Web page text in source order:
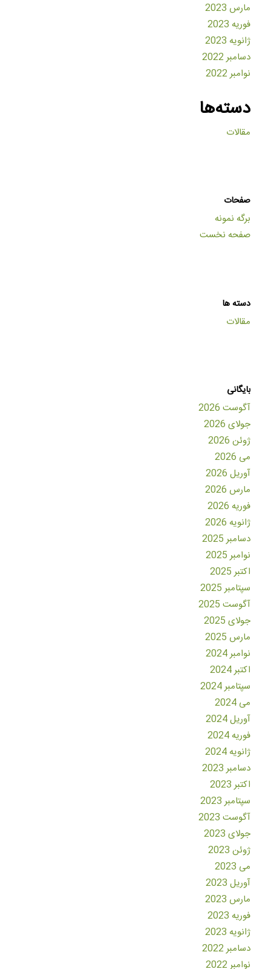
مارس 2023
فوریه 2023
ژانویه 2023
دسامبر 2022
نوامبر 2022
دسته‌ها
مقالات
صفحات
برگه نمونه
صفحه نخست
دسته ها
مقالات
بایگانی
آگوست 2026
جولای 2026
ژوئن 2026
می 2026
آوریل 2026
مارس 2026
فوریه 2026
ژانویه 2026
دسامبر 2025
نوامبر 2025
اکتبر 2025
سپتامبر 2025
آگوست 2025
جولای 2025
مارس 2025
نوامبر 2024
اکتبر 2024
سپتامبر 2024
می 2024
آوریل 2024
فوریه 2024
ژانویه 2024
دسامبر 2023
اکتبر 2023
سپتامبر 2023
آگوست 2023
جولای 2023
ژوئن 2023
می 2023
آوریل 2023
مارس 2023
فوریه 2023
ژانویه 2023
دسامبر 2022
نوامبر 2022